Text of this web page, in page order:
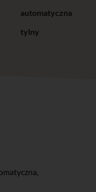
automatyczna
tylny